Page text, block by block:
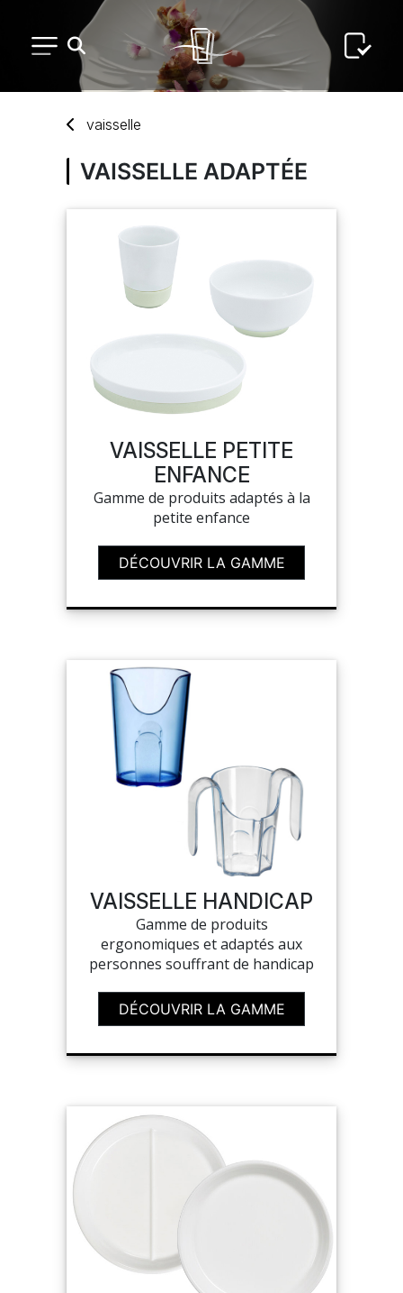
ARTS DE LA TABLE
USAGE UNIQUE
DISTRIBUTION DE REPAS
MARQUES
MON COMPTE
MES LISTES
CHEF'S LIST
CONFIGURER LES
PRODUITS
PORTAIL
SUR-MESURE
vaisselle
VAISSELLE ADAPTÉE
VAISSELLE PETITE
ENFANCE
Gamme de produits adaptés à la
petite enfance
DÉCOUVRIR LA GAMME
VAISSELLE HANDICAP
Gamme de produits
ergonomiques et adaptés aux
personnes souffrant de handicap
DÉCOUVRIR LA GAMME